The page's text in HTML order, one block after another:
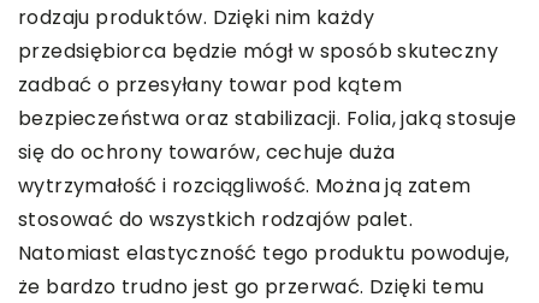
rodzaju produktów. Dzięki nim każdy
przedsiębiorca będzie mógł w sposób skuteczny
zadbać o przesyłany towar pod kątem
bezpieczeństwa oraz stabilizacji. Folia, jaką stosuje
się do ochrony towarów, cechuje duża
wytrzymałość i rozciągliwość. Można ją zatem
stosować do wszystkich rodzajów palet.
Natomiast elastyczność tego produktu powoduje,
że bardzo trudno jest go przerwać. Dzięki temu